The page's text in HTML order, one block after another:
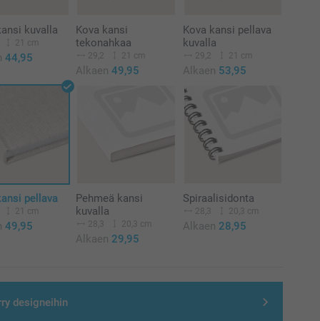
kuvalla
21 cm
44,95
Kova kansi
tekonahkaa
29,2 21 cm
Alkaen 49,95
Kova kansi pellava
kuvalla
29,2 21 cm
Alkaen 53,95
pellava
21 cm
49,95
Pehmeä kansi
kuvalla
28,3 20,3 cm
Alkaen 29,95
Spiraalisidonta
28,3 20,3 cm
Alkaen 28,95
designeihin